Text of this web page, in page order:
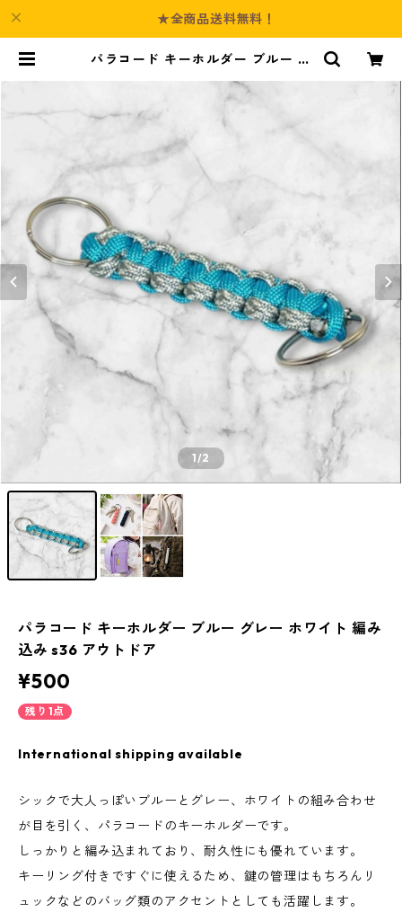
★全商品送料無料！
パラコード キーホルダー ブルー グ
ドア | Culture-Booth
1/2
パラコード キーホルダー ブルー グレー ホワイト 編み
込み s36 アウトドア
¥500
残り1点
International shipping available
シックで大人っぽいブルーとグレー、ホワイトの組み合わせ
が目を引く、パラコードのキーホルダーです。
しっかりと編み込まれており、耐久性にも優れています。
キーリング付きですぐに使えるため、鍵の管理はもちろんリ
ュックなどのバッグ類のアクセントとしても活躍します。